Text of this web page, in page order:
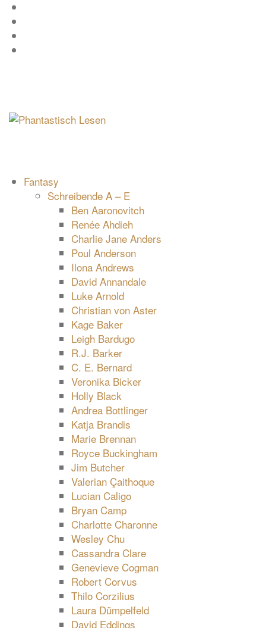
Zum
Inhalt
springen
Fantasy
Schreibende A – E
Ben Aaronovitch
Renée Ahdieh
Charlie Jane Anders
Poul Anderson
Ilona Andrews
David Annandale
Luke Arnold
Christian von Aster
Kage Baker
Leigh Bardugo
R.J. Barker
C. E. Bernard
Veronika Bicker
Holly Black
Andrea Bottlinger
Katja Brandis
Marie Brennan
Royce Buckingham
Jim Butcher
Valerian Çaithoque
Lucian Caligo
Bryan Camp
Charlotte Charonne
Wesley Chu
Cassandra Clare
Genevieve Cogman
Robert Corvus
Thilo Corzilius
Laura Dümpelfeld
David Eddings